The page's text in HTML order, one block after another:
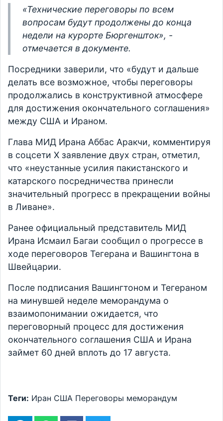
«Технические переговоры по всем
вопросам будут продолжены до конца
недели на курорте Бюргеншток», -
отмечается в документе.
Посредники заверили, что «будут и дальше
делать все возможное, чтобы переговоры
продолжались в конструктивной атмосфере
для достижения окончательного соглашения»
между США и Ираном.
Глава МИД Ирана Аббас Аракчи, комментируя
в соцсети X заявление двух стран, отметил,
что «неустанные усилия пакистанского и
катарского посредничества принесли
значительный прогресс в прекращении войны
в Ливане».
Ранее официальный представитель МИД
Ирана Исмаил Багаи сообщил о прогрессе в
ходе переговоров Тегерана и Вашингтона в
Швейцарии.
После подписания Вашингтоном и Тегераном
на минувшей неделе меморандума о
взаимопонимании ожидается, что
переговорный процесс для достижения
окончательного соглашения США и Ирана
займет 60 дней вплоть до 17 августа.
Теги: Иран США Переговоры меморандум